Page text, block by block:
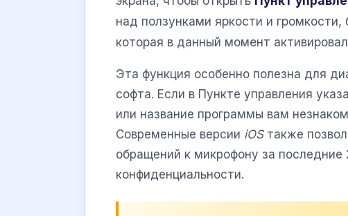
над ползунками яркости и
которая в данный момент
Эта функция особенно полезна для
софта. Если в Пункте управления
или название программы вам
Современные версии iOSтакже
обращений к микрофону за последние
конфиденциальности.